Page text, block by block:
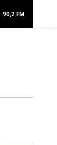
90,2 FM